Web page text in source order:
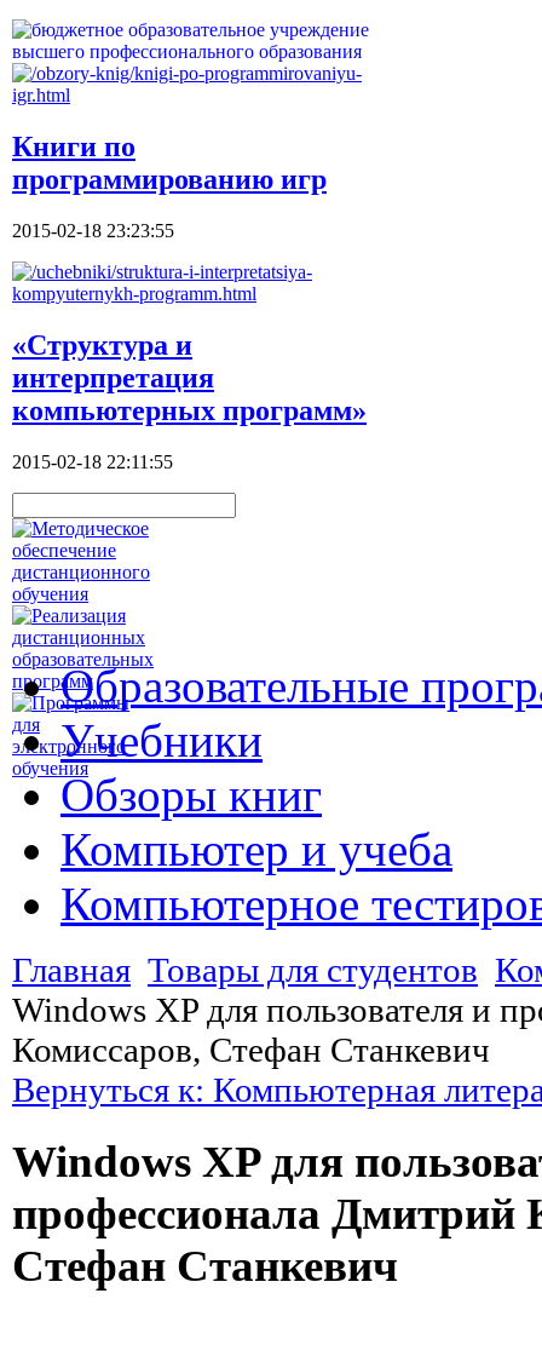
Книги по
программированию игр
2015-02-18 23:23:55
«Структура и
интерпретация
компьютерных программ»
2015-02-18 22:11:55
Образовательные
Учебники
Обзоры книг
Компьютер и учеба
Компьютерное
Главная Товары для студентов
Windows XP для пользователя и
Комиссаров, Стефан Станкевич
Вернуться к: Компьютерная
Windows XP для
профессионала Дмитрий
Стефан Станкевич